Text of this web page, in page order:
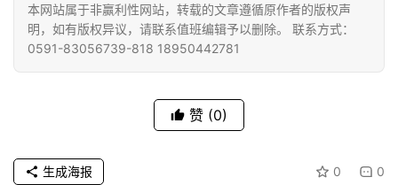
巡
礼
录
本网站属于非赢利性网站，转载的文章遵循原作者的版权声
明，如有版权异议，请联系值班编辑予以删除。 联系方式：
0591-83056739-818 18950442781
赞 (0)
0 0
生成海报